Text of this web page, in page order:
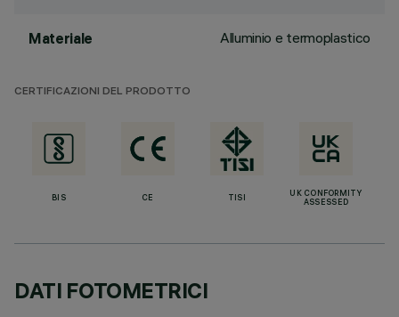
Materiale Alluminio e termoplastico
CERTIFICAZIONI DEL PRODOTTO
BIS CE TISI
UK CONFORMITY
ASSESSED
DATI FOTOMETRICI